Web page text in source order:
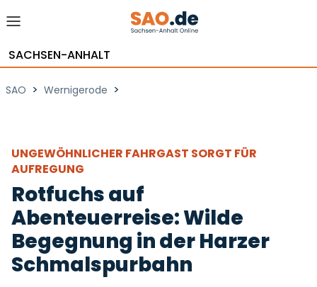
SACHSEN-ANHALT
SAO > Wernigerode >
UNGEWÖHNLICHER FAHRGAST SORGT FÜR
AUFREGUNG
Rotfuchs auf
Abenteuerreise: Wilde
Begegnung in der Harzer
Schmalspurbahn